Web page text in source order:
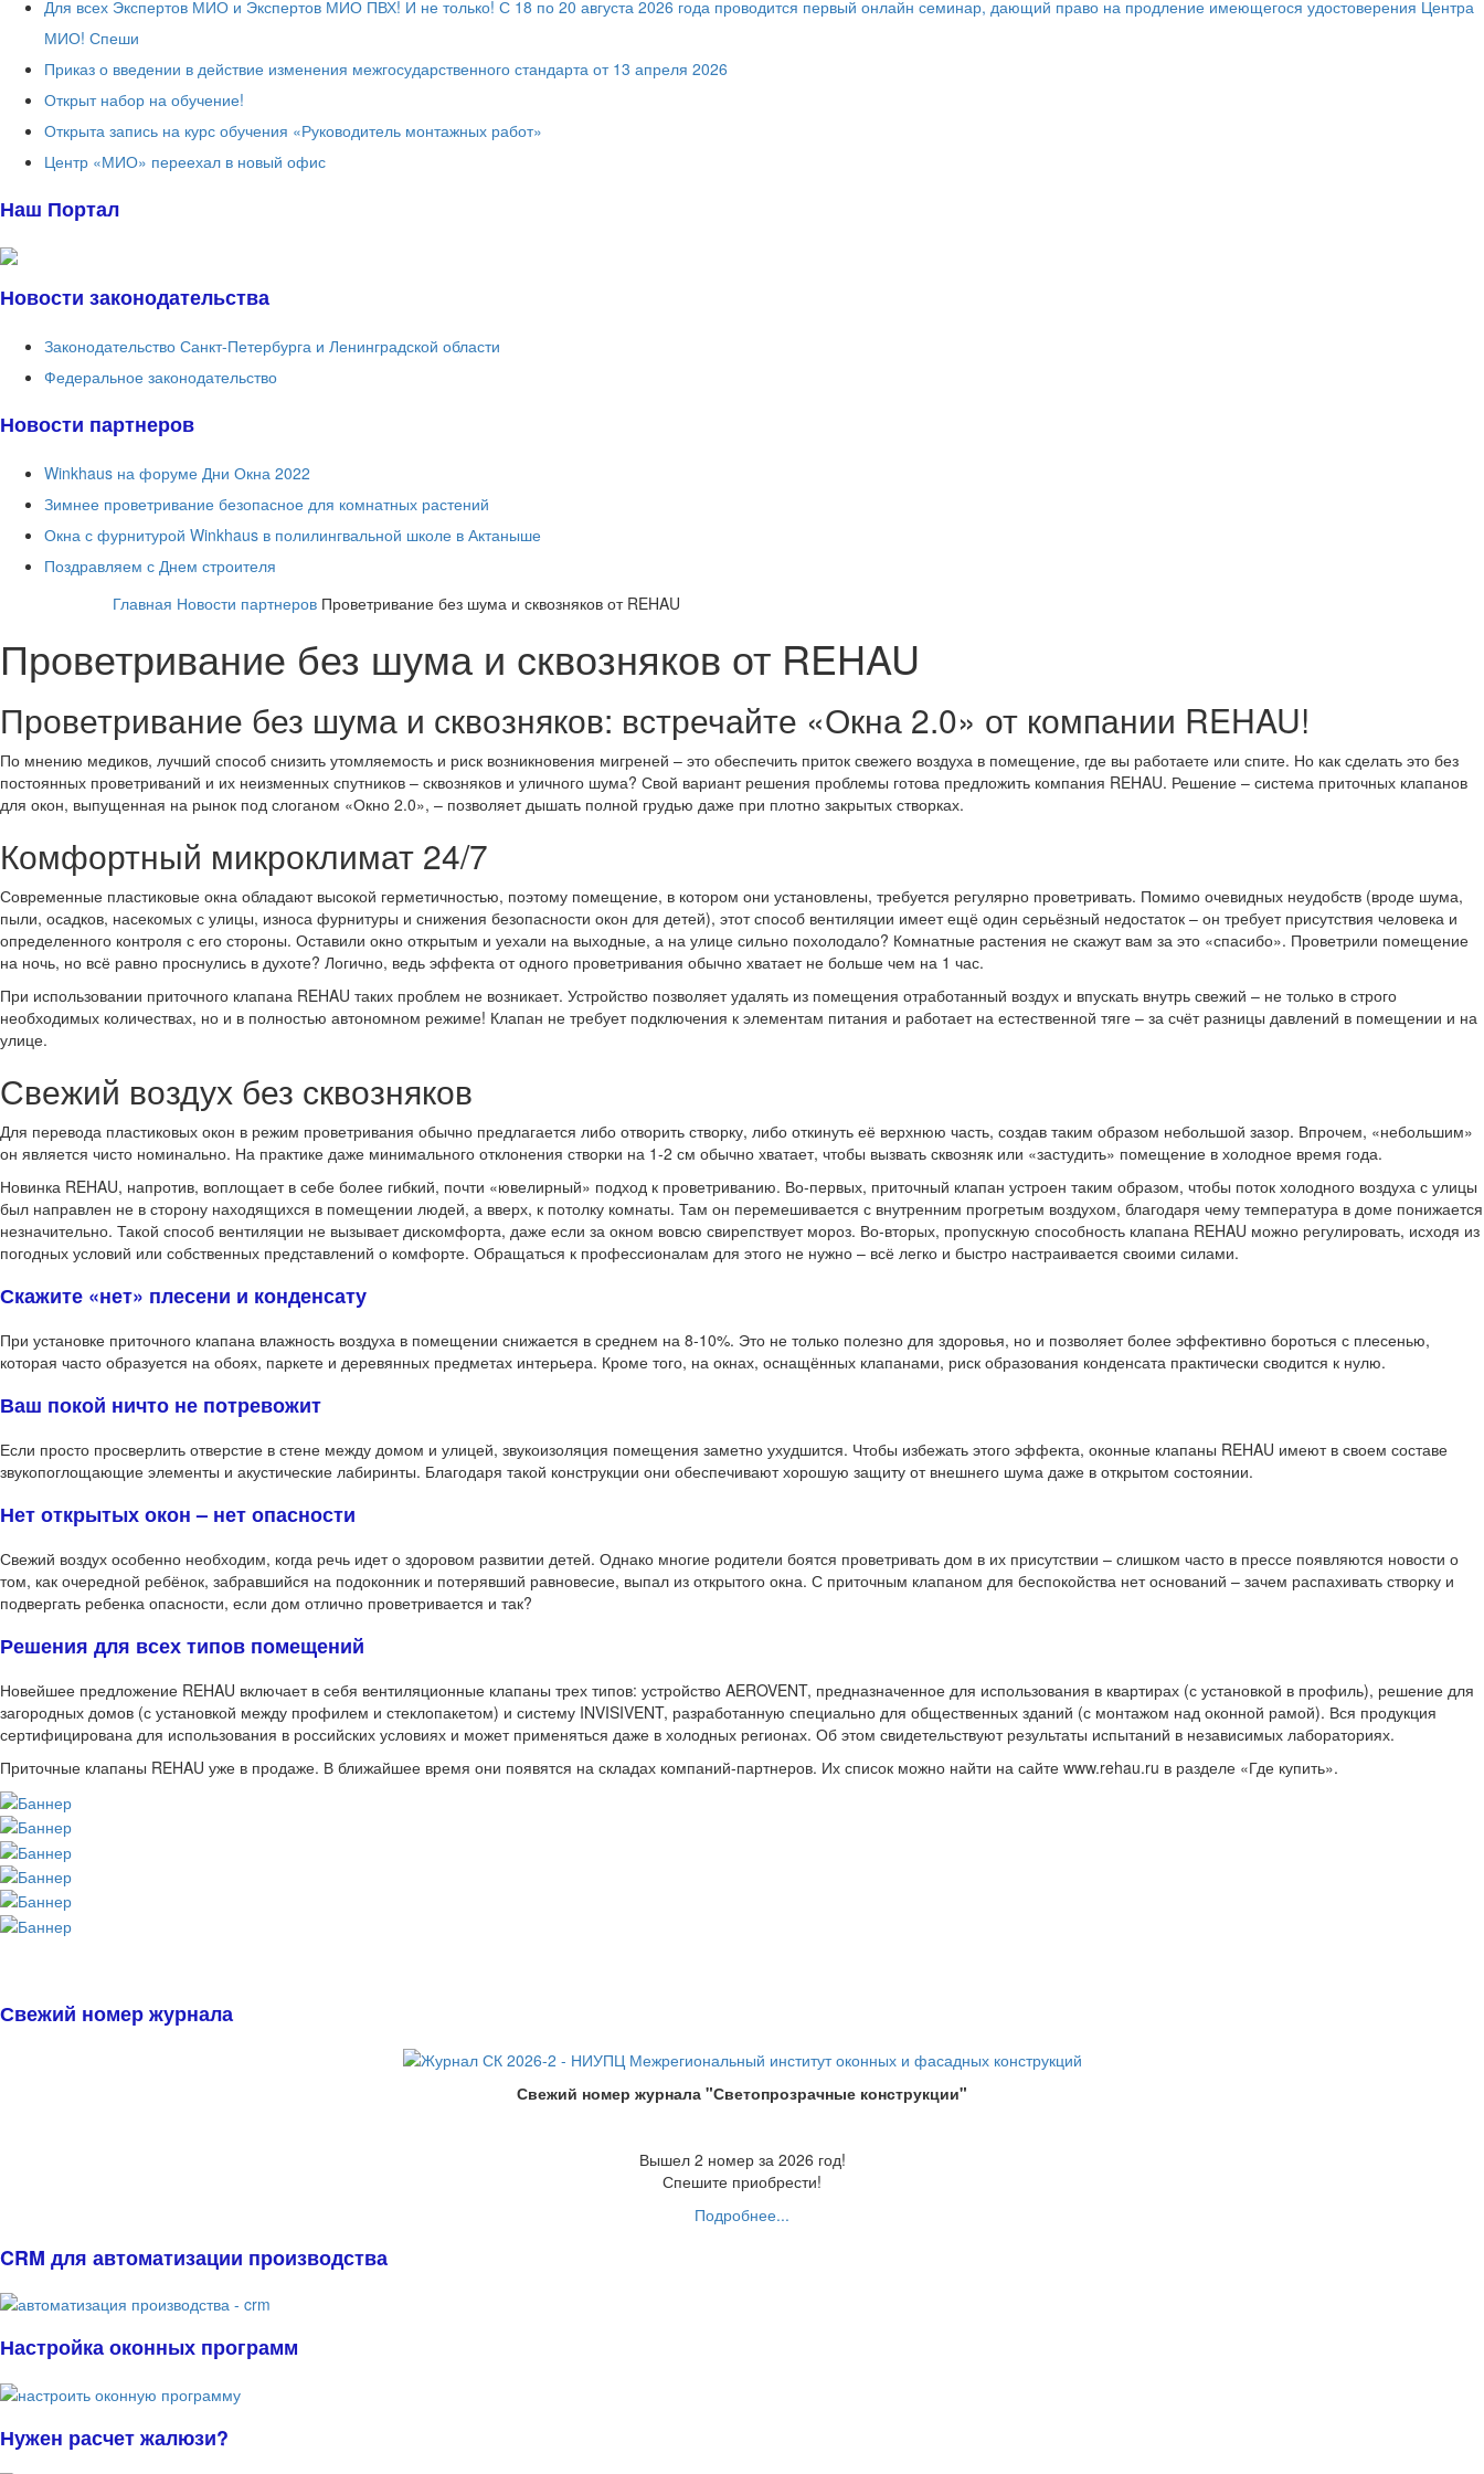
Для всех Экспертов МИО и Экспертов МИО ПВХ! И не только! С 18 по 20 августа 2026 года проводится первый онлайн семинар, дающий право на продление имеющегося удостоверения Центра
МИО! Спеши
Приказ о введении в действие изменения межгосударственного стандарта от 13 апреля 2026
Открыт набор на обучение!
Открыта запись на курс обучения «Руководитель монтажных работ»
Центр «МИО» переехал в новый офис
Наш Портал
Новости законодательства
Законодательство Санкт-Петербурга и Ленинградской области
Федеральное законодательство
Новости партнеров
Winkhaus на форуме Дни Окна 2022
Зимнее проветривание безопасное для комнатных растений
Окна с фурнитурой Winkhaus в полилингвальной школе в Актаныше
Поздравляем с Днем строителя
Главная Новости партнеров Проветривание без шума и сквозняков от REHAU
Проветривание без шума и сквозняков от REHAU
Проветривание без шума и сквозняков: встречайте «Окна 2.0» от компании REHAU!
По мнению медиков, лучший способ снизить утомляемость и риск возникновения мигреней – это обеспечить приток свежего воздуха в помещение, где вы работаете или спите. Но как сделать это без
постоянных проветриваний и их неизменных спутников – сквозняков и уличного шума? Свой вариант решения проблемы готова предложить компания REHAU. Решение – система приточных клапанов
для окон, выпущенная на рынок под слоганом «Окно 2.0», – позволяет дышать полной грудью даже при плотно закрытых створках.
Комфортный микроклимат 24/7
Современные пластиковые окна обладают высокой герметичностью, поэтому помещение, в котором они установлены, требуется регулярно проветривать. Помимо очевидных неудобств (вроде шума,
пыли, осадков, насекомых с улицы, износа фурнитуры и снижения безопасности окон для детей), этот способ вентиляции имеет ещё один серьёзный недостаток – он требует присутствия человека и
определенного контроля с его стороны. Оставили окно открытым и уехали на выходные, а на улице сильно похолодало? Комнатные растения не скажут вам за это «спасибо». Проветрили помещение
на ночь, но всё равно проснулись в духоте? Логично, ведь эффекта от одного проветривания обычно хватает не больше чем на 1 час.
При использовании приточного клапана REHAU таких проблем не возникает. Устройство позволяет удалять из помещения отработанный воздух и впускать внутрь свежий – не только в строго
необходимых количествах, но и в полностью автономном режиме! Клапан не требует подключения к элементам питания и работает на естественной тяге – за счёт разницы давлений в помещении и на
улице.
Свежий воздух без сквозняков
Для перевода пластиковых окон в режим проветривания обычно предлагается либо отворить створку, либо откинуть её верхнюю часть, создав таким образом небольшой зазор. Впрочем, «небольшим»
он является чисто номинально. На практике даже минимального отклонения створки на 1-2 см обычно хватает, чтобы вызвать сквозняк или «застудить» помещение в холодное время года.
Новинка REHAU, напротив, воплощает в себе более гибкий, почти «ювелирный» подход к проветриванию. Во-первых, приточный клапан устроен таким образом, чтобы поток холодного воздуха с улицы
был направлен не в сторону находящихся в помещении людей, а вверх, к потолку комнаты. Там он перемешивается с внутренним прогретым воздухом, благодаря чему температура в доме понижается
незначительно. Такой способ вентиляции не вызывает дискомфорта, даже если за окном вовсю свирепствует мороз. Во-вторых, пропускную способность клапана REHAU можно регулировать, исходя из
погодных условий или собственных представлений о комфорте. Обращаться к профессионалам для этого не нужно – всё легко и быстро настраивается своими силами.
Скажите «нет» плесени и конденсату
При установке приточного клапана влажность воздуха в помещении снижается в среднем на 8-10%. Это не только полезно для здоровья, но и позволяет более эффективно бороться с плесенью,
которая часто образуется на обоях, паркете и деревянных предметах интерьера. Кроме того, на окнах, оснащённых клапанами, риск образования конденсата практически сводится к нулю.
Ваш покой ничто не потревожит
Если просто просверлить отверстие в стене между домом и улицей, звукоизоляция помещения заметно ухудшится. Чтобы избежать этого эффекта, оконные клапаны REHAU имеют в своем составе
звукопоглощающие элементы и акустические лабиринты. Благодаря такой конструкции они обеспечивают хорошую защиту от внешнего шума даже в открытом состоянии.
Нет открытых окон – нет опасности
Свежий воздух особенно необходим, когда речь идет о здоровом развитии детей. Однако многие родители боятся проветривать дом в их присутствии – слишком часто в прессе появляются новости о
том, как очередной ребёнок, забравшийся на подоконник и потерявший равновесие, выпал из открытого окна. С приточным клапаном для беспокойства нет оснований – зачем распахивать створку и
подвергать ребенка опасности, если дом отлично проветривается и так?
Решения для всех типов помещений
Новейшее предложение REHAU включает в себя вентиляционные клапаны трех типов: устройство AEROVENT, предназначенное для использования в квартирах (с установкой в профиль), решение для
загородных домов (с установкой между профилем и стеклопакетом) и систему INVISIVENT, разработанную специально для общественных зданий (с монтажом над оконной рамой). Вся продукция
сертифицирована для использования в российских условиях и может применяться даже в холодных регионах. Об этом свидетельствуют результаты испытаний в независимых лабораториях.
Приточные клапаны REHAU уже в продаже. В ближайшее время они появятся на складах компаний-партнеров. Их список можно найти на сайте www.rehau.ru в разделе «Где купить».
Свежий номер журнала
Свежий номер журнала "Светопрозрачные конструкции"
Вышел 2 номер за 2026 год!
Спешите приобрести!
Подробнее...
CRM для автоматизации производства
Настройка оконных программ
Нужен расчет жалюзи?